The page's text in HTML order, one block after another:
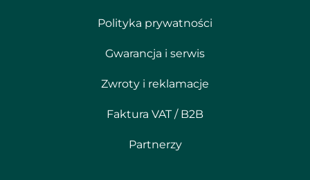
Polityka prywatności
Gwarancja i serwis
Zwroty i reklamacje
Faktura VAT / B2B
Partnerzy